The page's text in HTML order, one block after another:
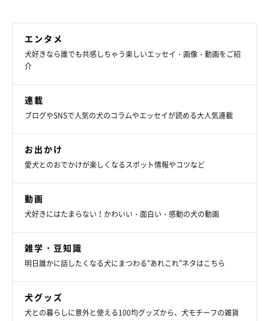
小梅ちゃんとももちゃん、仲良くおもちゃを取り合う姿もかわい
いですね♡
★Instagram、Twitterで「#いぬのきもち」「#いぬのきもち部」
でご投稿いただいた素敵な写真・動画を紹介しています。
文／二宮ねこむ
エンタメ
犬好きなら誰でも共感しちゃう楽しいエッセイ・画像・動画をご紹
介
連載
ブログやSNSで人気の犬のコラムやエッセイが読める大人気連載
お出かけ
愛犬とのおでかけが楽しくなるスポット情報やコツなど
動画
犬好きにはたまらない！かわいい・面白い・感動の犬の動画
雑学・豆知識
明日誰かに話したくなる犬にまつわる”あれこれ”ネタはこちら
犬グッズ
犬との暮らしに意外と使える100均グッズから、犬モチーフの雑貨